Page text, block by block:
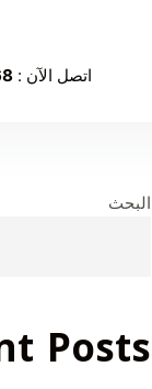
اتصل الآن :
البحث
Posts